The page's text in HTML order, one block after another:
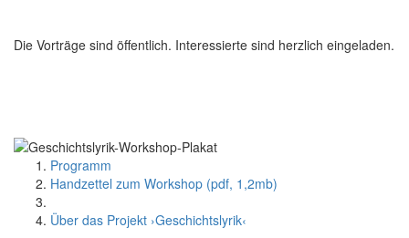
Die Vorträge sind öffentlich. Interessierte sind herzlich eingeladen.
Programm
Handzettel zum Workshop (pdf, 1,2mb)
Über das Projekt ›Geschichtslyrik‹